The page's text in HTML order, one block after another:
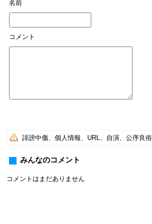
名前
コメント
誹謗中傷、個人情報、URL、自演、公序良
みんなのコメント
コメントはまだありません